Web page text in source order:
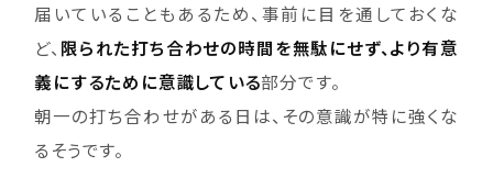
届いていることもあるため、事前に目を通しておくな
ど、 限られた打ち合わせの時間を無駄にせず、より有意
義にするために意識している部分です。
朝一の打ち合わせがある日は、その意識が特に強くな
るそうです。